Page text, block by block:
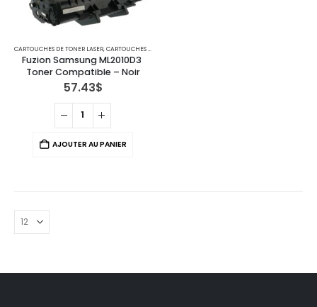
CARTOUCHES DE TONER LASER,CARTOUCHES POUR IMPRIMANTES SAMSUNG
Fuzion Samsung ML2010D3
Toner Compatible – Noir
57.43$
AJOUTER AU PANIER